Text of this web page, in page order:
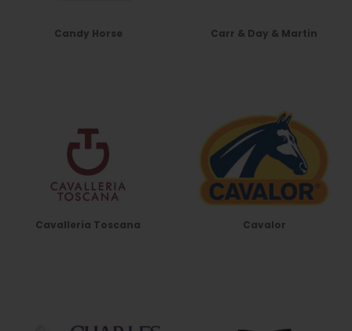
Candy Horse Carr & Day & Martin
Cavalleria Toscana Cavalor